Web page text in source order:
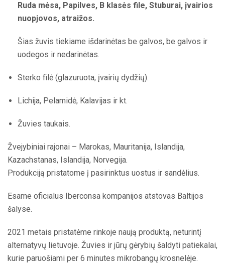
Ruda mėsa, Papilves, B klasės file, Stuburai, įvairios
nuopjovos, atraižos.
Šias žuvis tiekiame išdarinėtas be galvos, be galvos ir
uodegos ir nedarinėtas.
Sterko filė (glazuruota, įvairių dydžių).
Lichija, Pelamidė, Kalavijas ir kt.
Žuvies taukais.
Žvejybiniai rajonai – Marokas, Mauritanija, Islandija,
Kazachstanas, Islandija, Norvegija.
Produkciją pristatome į pasirinktus uostus ir sandėlius.
Esame oficialus Iberconsa kompanijos atstovas Baltijos
šalyse.
2021 metais pristatėme rinkoje naują produktą, neturintį
alternatyvų lietuvoje. Žuvies ir jūrų gėrybių šaldyti patiekalai,
kurie paruošiami per 6 minutes mikrobangų krosnelėje.